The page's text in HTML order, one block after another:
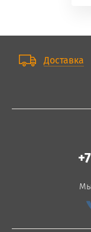
Доставка